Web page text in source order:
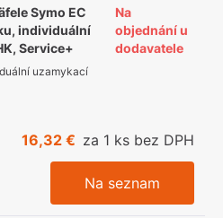
Symo EC
individuální
Service+
uzamykací
Na
objednání u
dodavatele
16,32 € za 1 ks bez DPH
Na seznam